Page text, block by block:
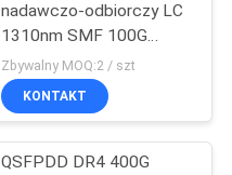
nadawczo-odbiorczy LC
1310nm SMF 100G
QSFP28
Zbywalny MOQ:2 / szt
KONTAKT
QSFPDD DR4 400G